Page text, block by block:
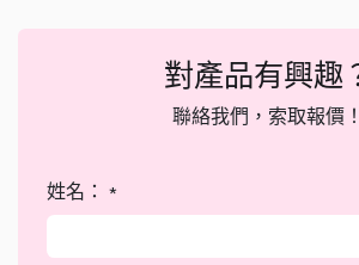
對產品有興趣
聯絡我們，索取報價！
姓名： *